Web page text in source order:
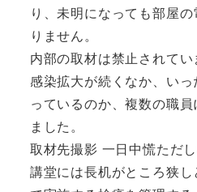
り、未明になっても部屋
りません。
内部の取材は禁止されてい
感染拡大が続くなか、い
っているのか、複数の職
ました。
取材先撮影 一日中慌ただ
講堂には長机がところ狭